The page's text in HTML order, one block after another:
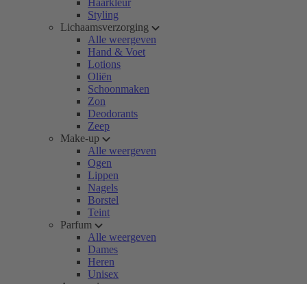
Haarkleur
Styling
Lichaamsverzorging
Alle weergeven
Hand & Voet
Lotions
Oliën
Schoonmaken
Zon
Deodorants
Zeep
Make-up
Alle weergeven
Ogen
Lippen
Nagels
Borstel
Teint
Parfum
Alle weergeven
Dames
Heren
Unisex